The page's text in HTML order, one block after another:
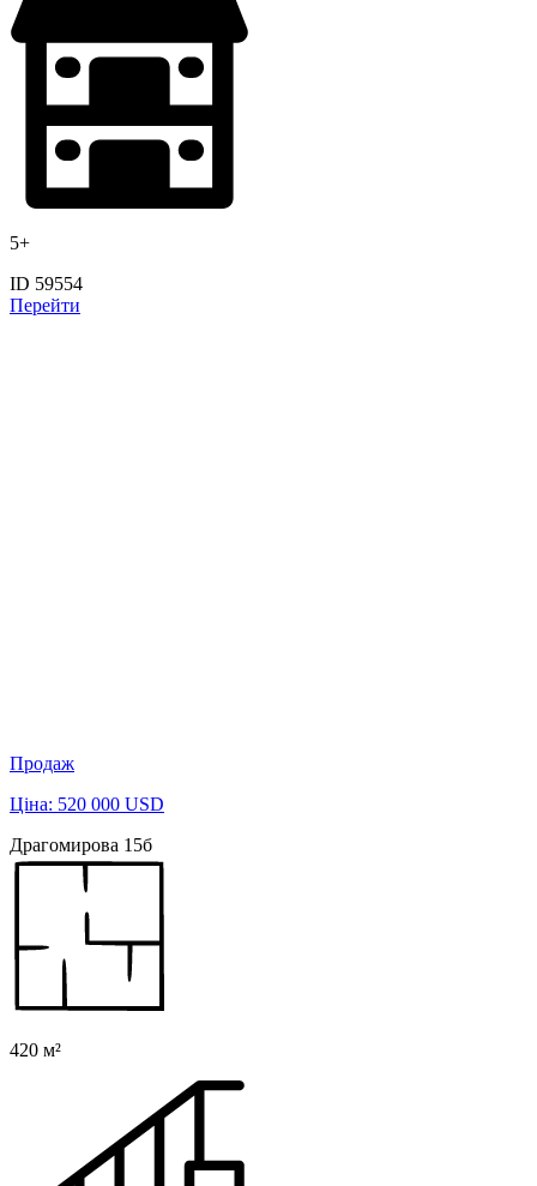
5+
ID 59554
Перейти
Продаж
Ціна: 520 000 USD
Драгомирова 15б
420 м²